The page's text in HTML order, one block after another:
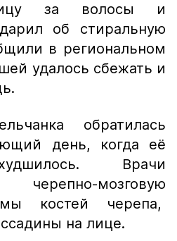
за волосы и
об стиральную
в региональном
удалось сбежать и
обратилась
день, когда её
Врачи
черепно-мозговую
костей черепа,
на лице.